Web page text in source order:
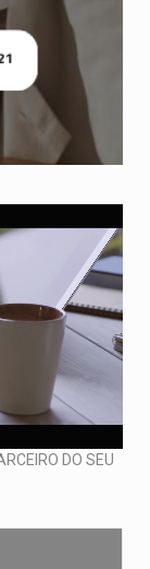
DO SEU